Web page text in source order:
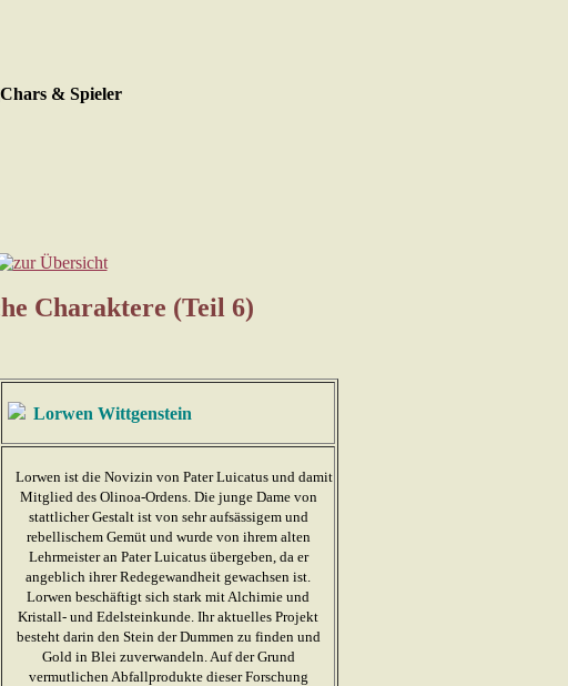
Charaktere (Teil 6)
Lorwen Wittgenstein
Lorwen ist die Novizin von Pater Luicatus und damit
Mitglied des Olinoa-Ordens. Die junge Dame von
stattlicher Gestalt ist von sehr aufsässigem und
rebellischem Gemüt und wurde von ihrem alten
Lehrmeister an Pater Luicatus übergeben, da er
angeblich ihrer Redegewandheit gewachsen ist.
Lorwen beschäftigt sich stark mit Alchimie und
Kristall- und Edelsteinkunde. Ihr aktuelles Projekt
besteht darin den Stein der Dummen zu finden und
Gold in Blei zuverwandeln. Auf der Grund
vermutlichen Abfallprodukte dieser Forschung